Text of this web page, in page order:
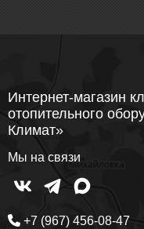
Интернет-магазин
отопительного
Климат»
Мы на связи
+7 (967) 456-08-47